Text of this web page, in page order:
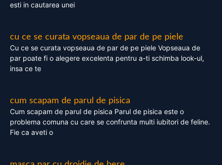
esti in cautarea unei
cu ce se curata vopseaua de par de pe piele
Cu ce se curata vopseaua de par de pe piele Vopseaua de
par poate fi o alegere excelenta pentru a-ti schimba look-ul,
insa ce te
cum scapam de parul de pisica
Cum scapam de parul de pisica Parul de pisica este o
problema comuna cu care se confrunta multi iubitori de feline.
Fie ca aveti o